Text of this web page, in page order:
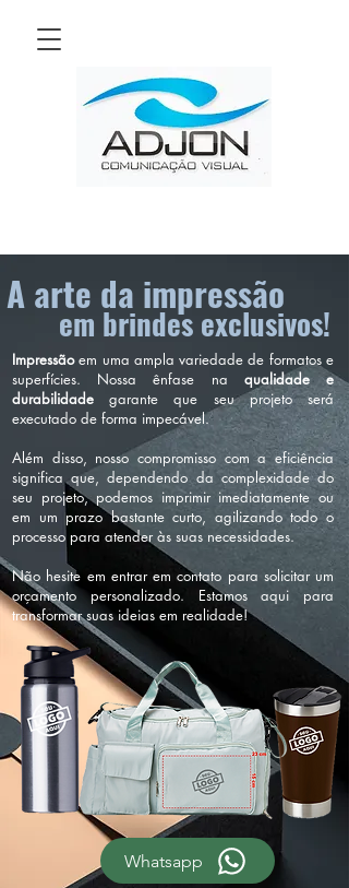
A arte da impressão
em brindes exclusivos!
Impressãoem uma ampla variedade de formatos e
superfícies. Nossa ênfase na qualidade e
durabilidade garante que seu projeto será
executado de forma impecável.
Além disso, nosso compromisso com a eficiência
significa que, dependendo da complexidade do
seu projeto, podemos imprimir imediatamente ou
em um prazo bastante curto, agilizando todo o
processo para atender às suas necessidades.
Não hesite em entrar em contato para solicitar um
orçamento personalizado. Estamos aqui para
transformar suas ideias em realidade!
Whatsapp